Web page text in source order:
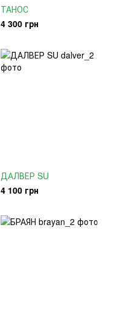
ТАНОС
4 300 грн
ДАЛВЕР SU
4 100 грн